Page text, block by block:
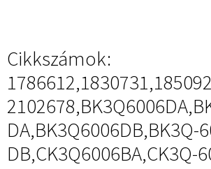
Cikkszámok:
DA,BK3Q6006DB,BK3Q-
DB,CK3Q6006BA,CK3Q-